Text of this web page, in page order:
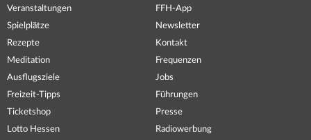
Veranstaltungen
Spielplätze
Rezepte
Meditation
Ausflugsziele
Freizeit-Tipps
Ticketshop
Lotto Hessen
FFH-App
Newsletter
Kontakt
Frequenzen
Jobs
Führungen
Presse
Radiowerbung